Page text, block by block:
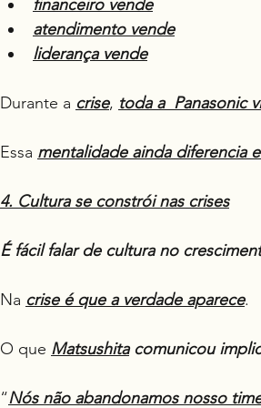
financeiro vende
atendimento vende
liderança vende
Durante a crise, toda a  Panasonic⁠
Essa mentalidade ainda diferencia
4. Cultura se constrói nas crises
É fácil falar de cultura no
Na crise é que a verdade aparece.
O que Matsushita comunicou
“Nós não abandonamos nosso